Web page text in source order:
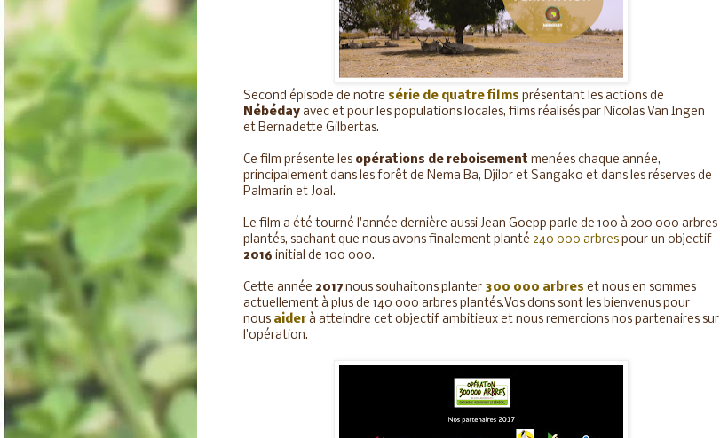
Second épisode de notre série de quatre films présentant les actions de
Nébéday avec et pour les populations locales, films réalisés par Nicolas Van Ingen
et Bernadette Gilbertas.
Ce film présente les opérations de reboisement menées chaque année,
principalement dans les forêt de Nema Ba, Djilor et Sangako et dans les réserves de
Palmarin et Joal.
Le film a été tourné l'année dernière aussi Jean Goepp parle de 100 à 200 000 arbres
plantés, sachant que nous avons finalement planté 240 000 arbres pour un objectif
2016 initial de 100 000.
Cette année 2017nous souhaitons planter 300 000 arbres et nous en sommes
actuellement à plus de 140 000 arbres plantés.Vos dons sont les bienvenus pour
nous aider à atteindre cet objectif ambitieux et nous remercions nos partenaires sur
l'opération.